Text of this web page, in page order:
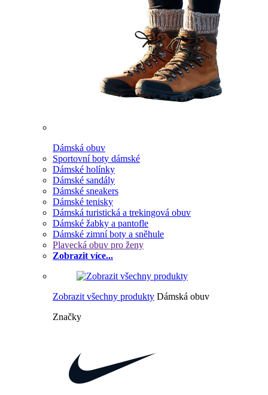
Dámská obuv
Sportovní boty dámské
Dámské holínky
Dámské sandály
Dámské sneakers
Dámské tenisky
Dámská turistická a trekingová obuv
Dámské žabky a pantofle
Dámské zimní boty a sněhule
Plavecká obuv pro ženy
Zobrazit více...
Zobrazit všechny produkty Dámská obuv
Značky